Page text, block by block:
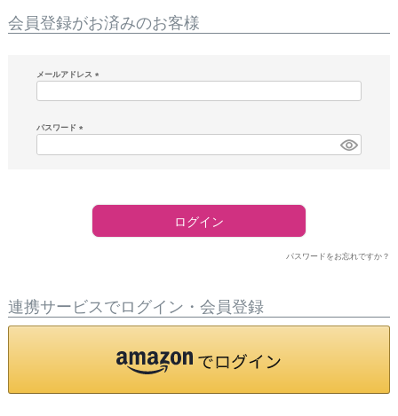
会員登録がお済みのお客様
メールアドレス
須)
パスワード
須)
ログイン
パスワードをお忘れですか？
連携サービスでログイン・会員登録